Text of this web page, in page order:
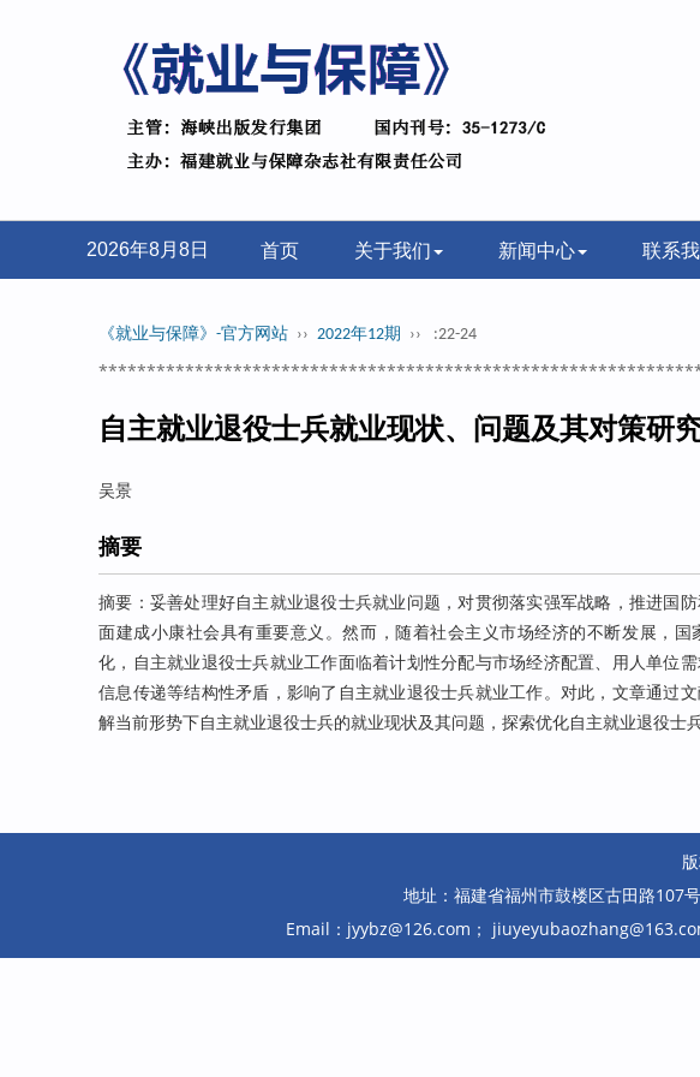
2026年8月8日 首页 关于我们 新闻中心 联系
《就业与保障》-官方网站 ›› 2022年12期 ›› :22-24
自主就业退役士兵就业现状、问题及其对策研
吴景
摘要
摘要：妥善处理好自主就业退役士兵就业问题，对贯彻落实强军战略，推进国
面建成小康社会具有重要意义。然而，随着社会主义市场经济的不断发展，
化，自主就业退役士兵就业工作面临着计划性分配与市场经济配置、用人单位
信息传递等结构性矛盾，影响了自主就业退役士兵就业工作。对此，文章通过
解当前形势下自主就业退役士兵的就业现状及其问题，探索优化自主就业退役士
地址：福建省福州市鼓楼区古田路
Email：jyybz@126.com；